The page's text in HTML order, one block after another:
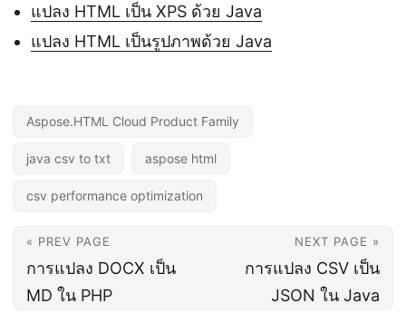
แปลง HTML เป็น XPS ด้วย Java
แปลง HTML เป็นรูปภาพด้วย Java
Aspose.HTML Cloud Product Family
java csv to txt aspose html
csv performance optimization
« PREV PAGE
การแปลง DOCX เป็น
MD ใน PHP
NEXT PAGE »
การแปลง CSV เป็น
JSON ใน Java